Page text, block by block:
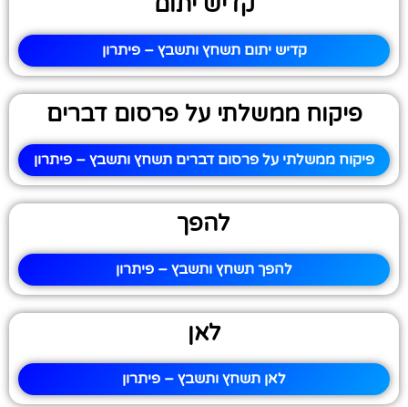
קדיש יתום תשחץ ותשבץ – פיתרון
פיקוח ממשלתי על פרסום דברים
פיקוח ממשלתי על פרסום דברים תשחץ ותשבץ – פיתרון
להפך
להפך תשחץ ותשבץ – פיתרון
לאן
לאן תשחץ ותשבץ – פיתרון